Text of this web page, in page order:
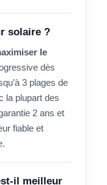
solaire ?
le
dès
3 plages de
la plupart des
2 ans et
fiable et
il meilleur